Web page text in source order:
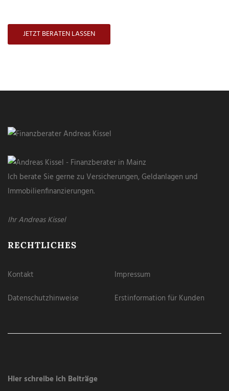
JETZT BERATEN LASSEN
Ich berate Sie gerne zu Versicherungen, Geldanlagen und
Immobilienfinanzierungen.
Ihr Andreas Kissel
RECHTLICHES
Kontakt
Impressum
Datenschutzhinweise
Erstinformation für Kunden
Hier schreibe ich Beiträge